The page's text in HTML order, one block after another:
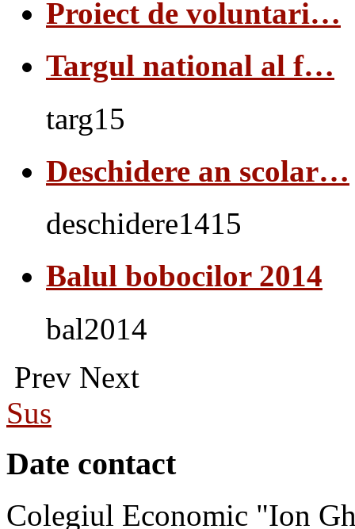
Proiect de voluntari…
Targul national al f…
targ15
Deschidere an scolar…
deschidere1415
Balul bobocilor 2014
bal2014
Prev Next
Sus
Date contact
Colegiul Economic "Ion